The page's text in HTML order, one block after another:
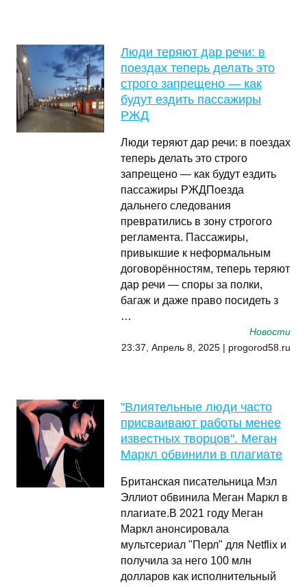
Люди теряют дар речи: в
поездах теперь делать это
строго запрещено — как
будут ездить пассажиры
РЖД
Люди теряют дар речи: в поездах
теперь делать это строго
запрещено — как будут ездить
пассажиры РЖДПоезда
дальнего следования
превратились в зону строгого
регламента. Пассажиры,
привыкшие к неформальным
договорённостям, теперь теряют
дар речи — споры за полки,
багаж и даже право посидеть з
…
Новости
23:37, Апрель 8, 2025 | progorod58.ru
"Влиятельные люди часто
присваивают работы менее
известных творцов". Меган
Маркл обвинили в плагиате
Британская писательница Мэл
Эллиот обвинила Меган Маркл в
плагиате.В 2021 году Меган
Маркл анонсировала
мультсериал "Перл" для Netflix и
получила за него 100 млн
долларов как исполнительный